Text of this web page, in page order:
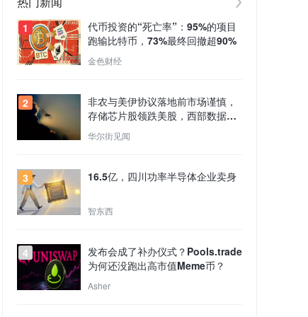
1
代币投资的“死亡率”：95%的项目
跑输比特币，73%最终回撤超90%
金色财经
2
非农与美伊协议落地前市场谨慎，
存储芯片股领跌美股，西部数据跌
13%，原油走强
华尔街见闻
3 16.5亿，四川功率半导体企业卖身
智东西
4
发布会成了补办仪式？Pools.trade
为何还没跑出高市值Meme币？
Asher